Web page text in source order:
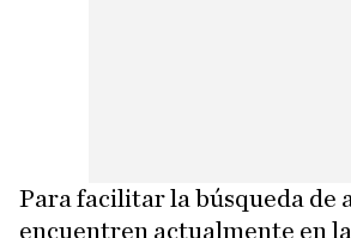
Para facilitar la búsqueda de
encuentren actualmente en